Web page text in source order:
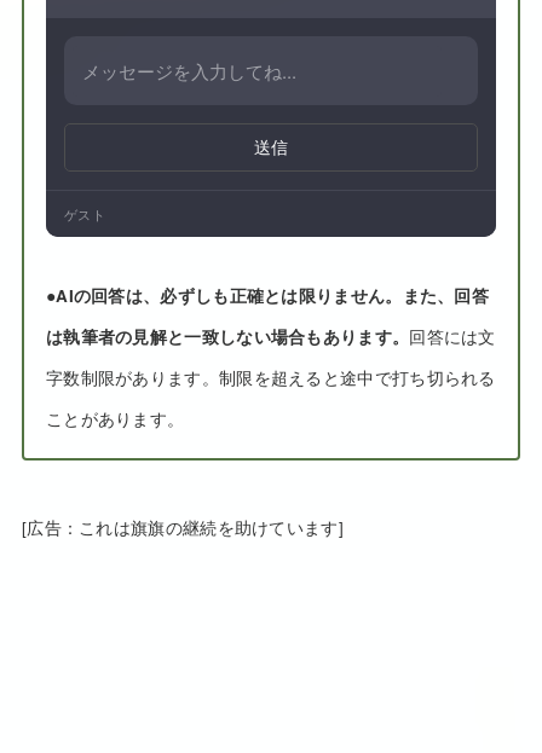
送信
ゲスト
●AIの回答は、必ずしも正確とは限りません。また、回答
は執筆者の見解と一致しない場合もあります。 回答には文
字数制限があります。制限を超えると途中で打ち切られる
ことがあります。
[広告：これは旗旗の継続を助けています]